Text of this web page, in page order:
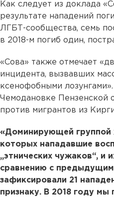
Как следует из доклада
результате нападений
ЛГБТ-сообщества, семь
в 2018-м погиб один,
«Сова» также отмечает
инцидента, вызвавших
ксенофобными
Чемодановке Пензенской
против мигрантов из
«Доминирующей группой
которых нападавшие
„этнических чужаков“, и
сравнению с
зафиксировали 21
признаку. В 2018 году мы